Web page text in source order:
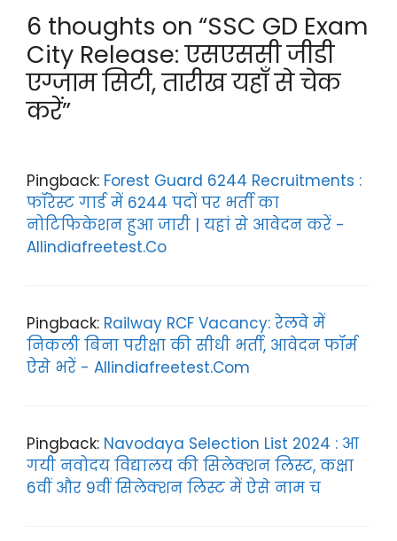
er gr
a
m
ts
A
p
p
e
b
o
o
6 thoughts on “SSC GD Exam
City Release: एसएससी जीडी
एग्जाम सिटी, तारीख यहाँ से चेक
करें”
Pingback: Forest Guard 6244 Recruitments :
फॉरेस्ट गार्ड में 6244 पदों पर भर्ती का
नोटिफिकेशन हुआ जारी | यहां से आवेदन करें -
Allindiafreetest.Co
Pingback: Railway RCF Vacancy: रेलवे में
निकली बिना परीक्षा की सीधी भर्ती, आवेदन फॉर्म
ऐसे भरें - Allindiafreetest.Com
Pingback: Navodaya Selection List 2024 : आ
गयी नवोदय विद्यालय की सिलेक्शन लिस्ट, कक्षा
6वीं और 9वीं सिलेक्शन लिस्ट में ऐसे नाम च